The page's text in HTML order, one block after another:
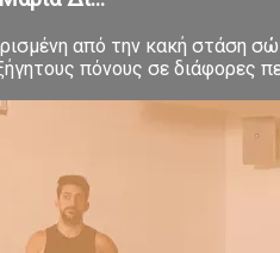
από την κακή στάση
πόνους σε διάφορες